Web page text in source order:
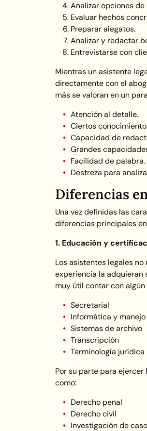
Analizar opciones de
Evaluar hechos
Preparar alegatos.
Analizar y redactar
Entrevistarse con
Mientras un asistente
directamente con el
más se valoran en un
Atención al detalle.
Ciertos
Capacidad de
Grandes
Facilidad de palabra.
Destreza para
Diferencias
Una vez definidas las
diferencias principales
1. Educación y
Los asistentes legales
experiencia la adquieran
muy útil contar con
Secretarial
Informática y
Sistemas de archivo
Transcripción
Terminología jurídica
Por su parte para
como:
Derecho penal
Derecho civil
Investigación de